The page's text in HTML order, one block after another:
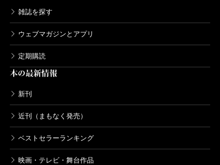
雑誌を探す
ウェブマガジンとアプリ
定期購読
本の最新情報
新刊
近刊（まもなく発売）
ベストセラーランキング
映画・テレビ・舞台作品